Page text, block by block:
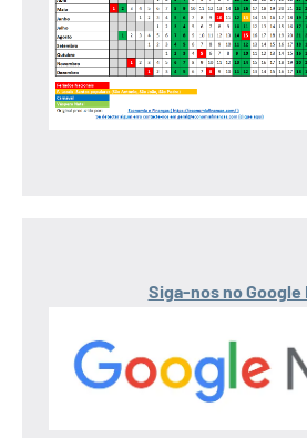
Siga-nos no Google